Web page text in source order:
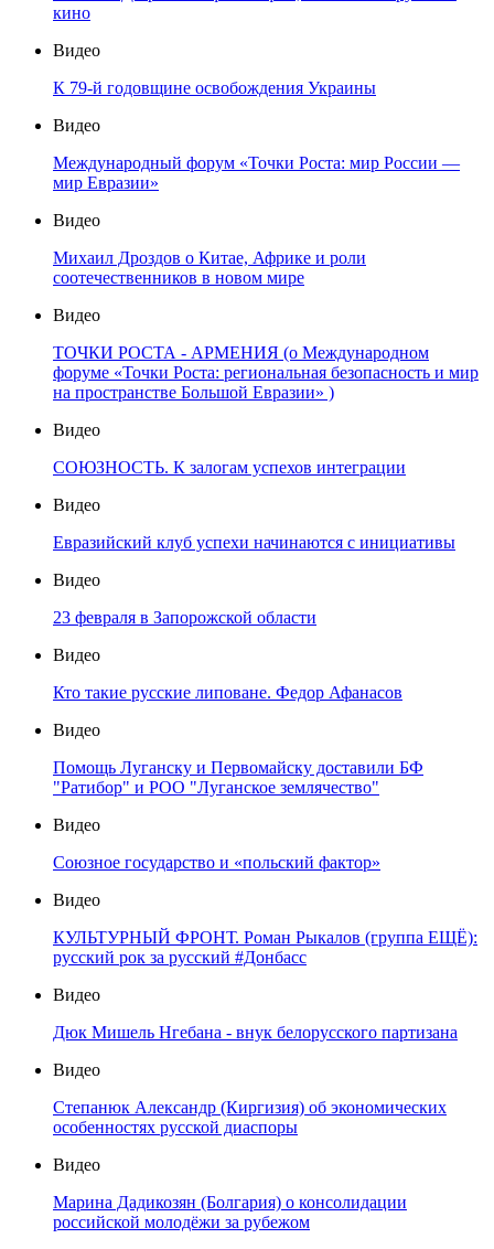
кино
Видео
К 79-й годовщине освобождения Украины
Видео
Международный форум «Точки Роста: мир России —
мир Евразии»
Видео
Михаил Дроздов о Китае, Африке и роли
соотечественников в новом мире
Видео
ТОЧКИ РОСТА - АРМЕНИЯ (о Международном
форуме «Точки Роста: региональная безопасность и мир
на пространстве Большой Евразии» )
Видео
СОЮЗНОСТЬ. К залогам успехов интеграции
Видео
Евразийский клуб успехи начинаются с инициативы
Видео
23 февраля в Запорожской области
Видео
Кто такие русские липоване. Федор Афанасов
Видео
Помощь Луганску и Первомайску доставили БФ
"Ратибор" и РОО "Луганское землячество"
Видео
Союзное государство и «польский фактор»
Видео
КУЛЬТУРНЫЙ ФРОНТ. Роман Рыкалов (группа ЕЩЁ):
русский рок за русский #Донбасс
Видео
Дюк Мишель Нгебана - внук белорусского партизана
Видео
Степанюк Александр (Киргизия) об экономических
особенностях русской диаспоры
Видео
Марина Дадикозян (Болгария) о консолидации
российской молодёжи за рубежом